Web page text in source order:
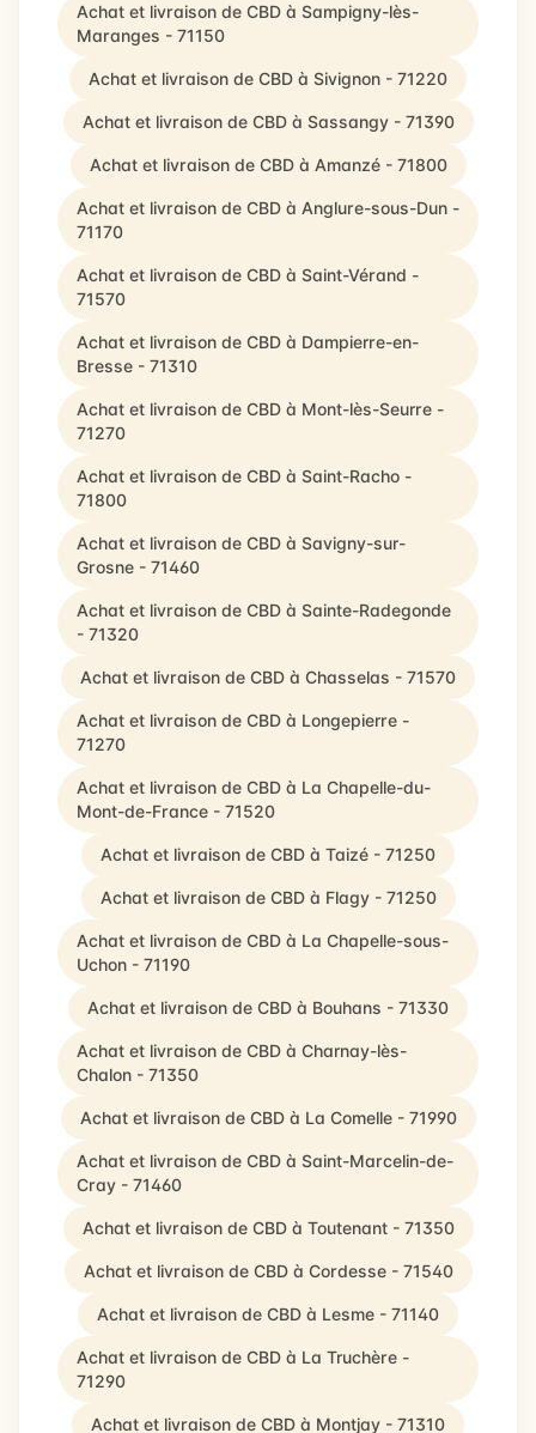
Achat et livraison de CBD à Sampigny-lès-
Maranges - 71150
Achat et livraison de CBD à Sivignon - 71220
Achat et livraison de CBD à Sassangy - 71390
Achat et livraison de CBD à Amanzé - 71800
Achat et livraison de CBD à Anglure-sous-Dun -
71170
Achat et livraison de CBD à Saint-Vérand -
71570
Achat et livraison de CBD à Dampierre-en-
Bresse - 71310
Achat et livraison de CBD à Mont-lès-Seurre -
71270
Achat et livraison de CBD à Saint-Racho -
71800
Achat et livraison de CBD à Savigny-sur-
Grosne - 71460
Achat et livraison de CBD à Sainte-Radegonde
- 71320
Achat et livraison de CBD à Chasselas - 71570
Achat et livraison de CBD à Longepierre -
71270
Achat et livraison de CBD à La Chapelle-du-
Mont-de-France - 71520
Achat et livraison de CBD à Taizé - 71250
Achat et livraison de CBD à Flagy - 71250
Achat et livraison de CBD à La Chapelle-sous-
Uchon - 71190
Achat et livraison de CBD à Bouhans - 71330
Achat et livraison de CBD à Charnay-lès-
Chalon - 71350
Achat et livraison de CBD à La Comelle - 71990
Achat et livraison de CBD à Saint-Marcelin-de-
Cray - 71460
Achat et livraison de CBD à Toutenant - 71350
Achat et livraison de CBD à Cordesse - 71540
Achat et livraison de CBD à Lesme - 71140
Achat et livraison de CBD à La Truchère -
71290
Achat et livraison de CBD à Montjay - 71310